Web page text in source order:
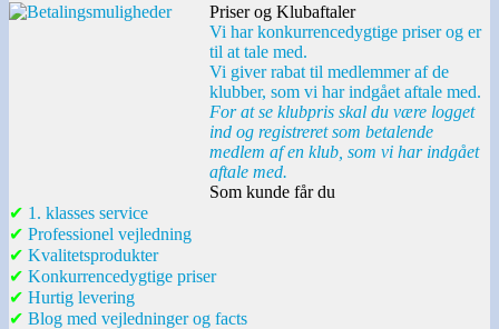
Priser og Klubaftaler
Vi har konkurrencedygtige priser og er
til at tale med.
Vi giver rabat til medlemmer af de
klubber, som vi har indgået aftale med.
For at se klubpris skal du være logget
ind og registreret som betalende
medlem af en klub, som vi har indgået
aftale med.
Som kunde får du
✔ 1. klasses service
✔ Professionel vejledning
✔ Kvalitetsprodukter
✔ Konkurrencedygtige priser
✔ Hurtig levering
✔ Blog med vejledninger og facts